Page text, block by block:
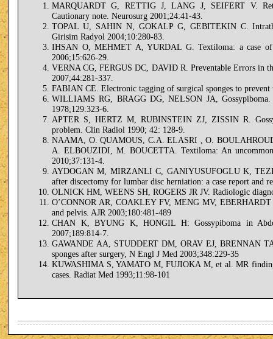
MARQUARDT G, RETTIG J, LANG J, SEIFERT V.
Cautionary note. Neurosurg 2001;24:41-43.
TOPAL U, SAHIN N, GOKALP G, GEBITEKIN C.
Girisim Radyol 2004;10:280-83.
IHSAN O, MEHMET A, YURDAL G. Textiloma: a case
2006;15:626-29.
VERNA CG, FERGUS DC, DAVID R. Preventable Errors in
2007;44:281-337.
FABIAN CE. Electronic tagging of surgical sponges to
WILLIAMS RG, BRAGG DG, NELSON JA,
1978;129:323-6.
APTER S, HERTZ M, RUBINSTEIN ZJ, ZISSIN R.
problem. Clin Radiol 1990; 42: 128-9.
NAAMA, O. QUAMOUS, C.A. ELASRI , O.
A. ELBOUZIDI, M. BOUCETTA. Textiloma: An
2010;37:131-4.
AYDOGAN M, MIRZANLI C, GANIYUSUFOGLU K,
after discectomy for lumbar disc herniation: a case report and
OLNICK HM, WEENS SH, ROGERS JR JV. Radiologic
O’CONNOR AR, COAKLEY FV, MENG MV,
and pelvis. AJR 2003;180:481-489
CHAN K, BYUNG K, HONGIL H: Gossypiboma in
2007;189:814-7.
GAWANDE AA, STUDDERT DM, ORAV EJ, BRENNAN
sponges after surgery, N Engl J Med 2003;348:229-35
KUWASHIMA S, YAMATO M, FUJIOKA M, et al. MR
cases. Radiat Med 1993;11:98-101